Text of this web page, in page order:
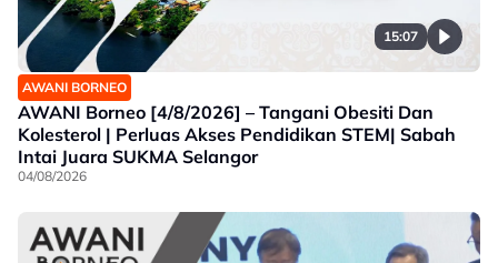
15:07
AWANI BORNEO
AWANI Borneo [4/8/2026] – Tangani Obesiti Dan
Kolesterol | Perluas Akses Pendidikan STEM| Sabah
Intai Juara SUKMA Selangor
04/08/2026